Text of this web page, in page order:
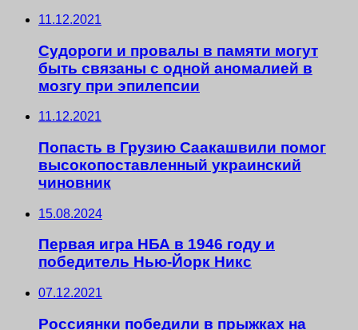
11.12.2021
Судороги и провалы в памяти могут
быть связаны с одной аномалией в
мозгу при эпилепсии
11.12.2021
Попасть в Грузию Саакашвили помог
высокопоставленный украинский
чиновник
15.08.2024
Первая игра НБА в 1946 году и
победитель Нью-Йорк Никс
07.12.2021
Россиянки победили в прыжках на